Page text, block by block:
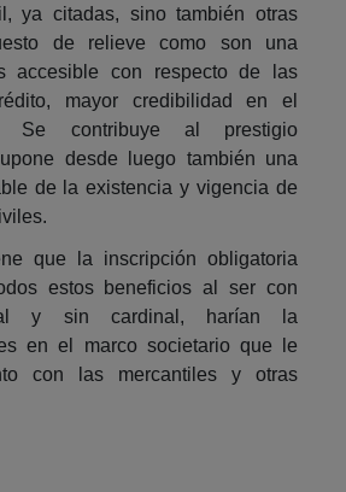
ya citadas, sino también otras
de relieve como son una
accesible con respecto de las
mayor credibilidad en el
Se contribuye al prestigio
desde luego también una
de la existencia y vigencia de
que la inscripción obligatoria
estos beneficios al ser con
y sin cardinal, harían la
en el marco societario que le
con las mercantiles y otras